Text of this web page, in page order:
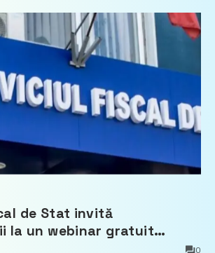
de Stat invită
la un webinar gratuit
impozitului pe bunurile
0